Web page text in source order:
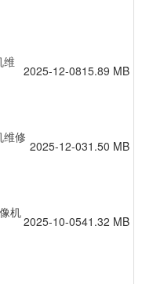
维
2025-12-0815.89 MB
维修
2025-12-031.50 MB
机
2025-10-0541.32 MB